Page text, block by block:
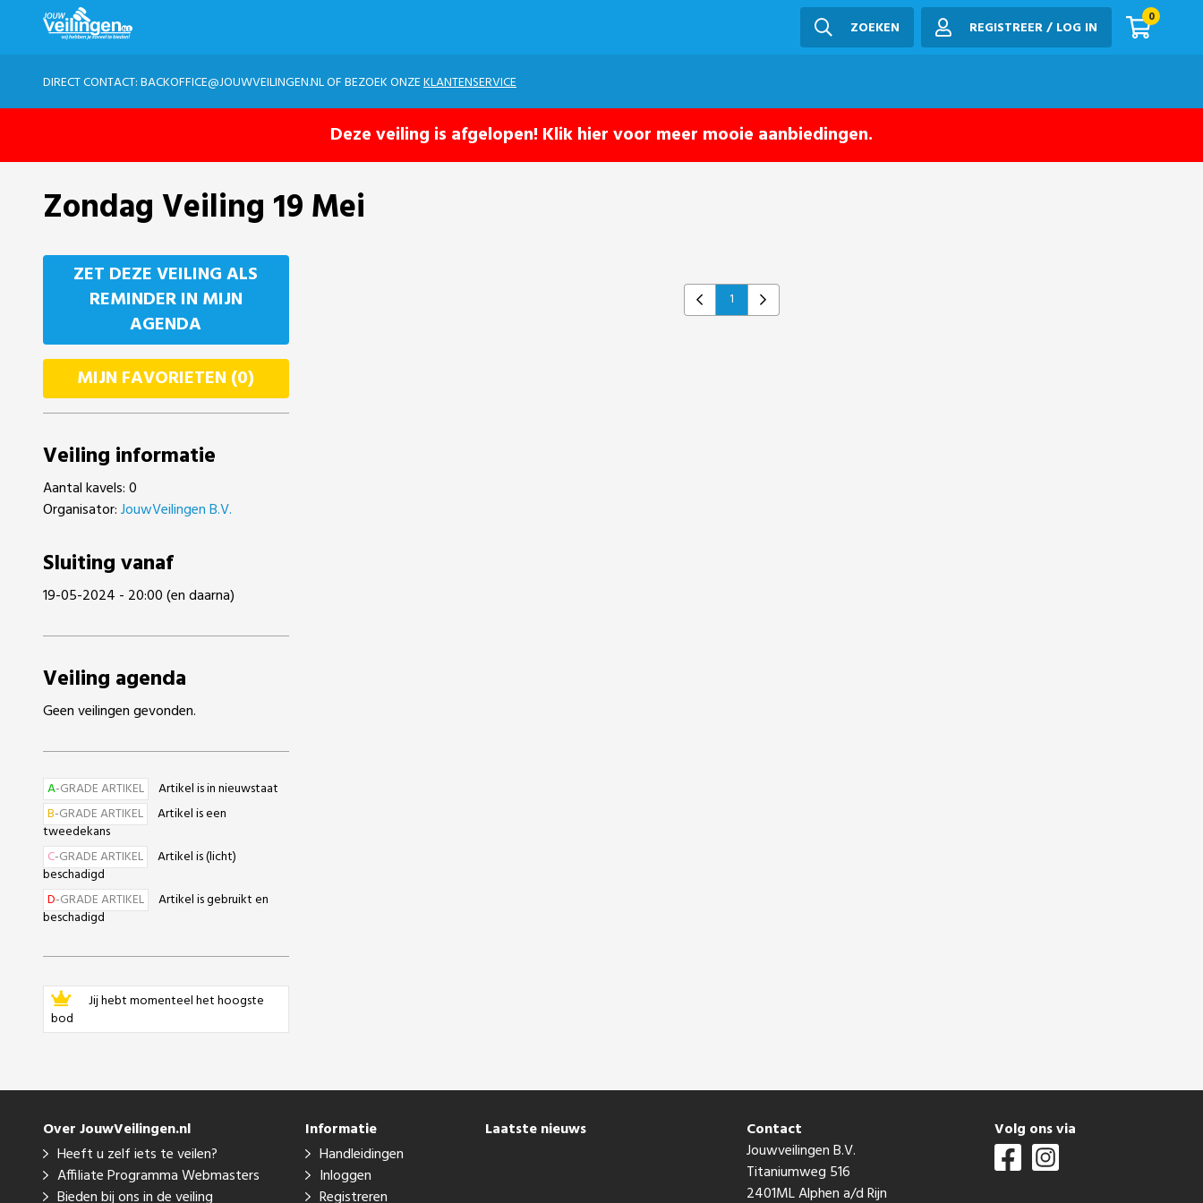
ZOEKEN REGISTREER / LOG IN
0
DIRECT CONTACT:BACKOFFICE@JOUWVEILINGEN.NLOF BEZOEK ONZEKLANTENSERVICE
Deze veiling is afgelopen! Klik hier voor meer mooie aanbiedingen.
Zondag Veiling 19 Mei
ZET DEZE VEILING ALS
REMINDER IN MIJN
AGENDA
MIJN FAVORIETEN (0)
Veiling informatie
Aantal kavels: 0
Organisator:JouwVeilingen B.V.
Sluiting vanaf
19-05-2024 - 20:00 (en daarna)
Veiling agenda
Geen veilingen gevonden.
A-GRADE ARTIKEL
Artikel is in nieuwstaat
B-GRADE ARTIKEL
Artikel is een
tweedekans
C-GRADE ARTIKEL
Artikel is (licht)
beschadigd
D-GRADE ARTIKEL
Artikel is gebruikt en
beschadigd
Jij hebt momenteel het hoogste
bod
Previous
1 Next
Over JouwVeilingen.nl
Heeft u zelf iets te veilen?
Affiliate Programma Webmasters
Bieden bij ons in de veiling
Informatie
Handleidingen
Inloggen
Registreren
Laatste nieuws
Contact
Jouwveilingen B.V.
Titaniumweg 516
2401ML Alphen a/d Rijn
Volg ons via